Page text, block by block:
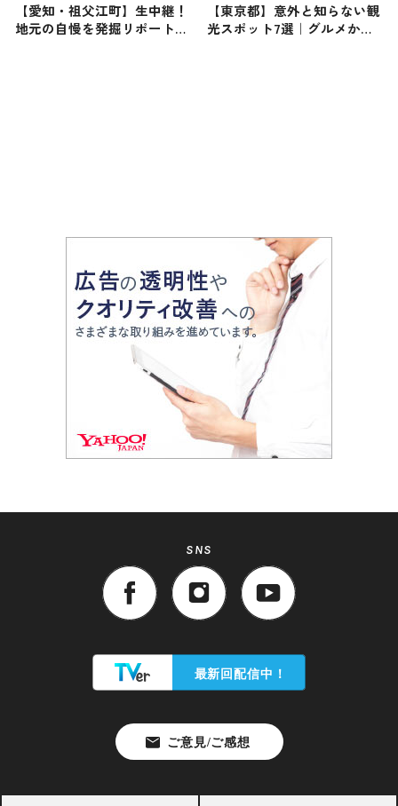
【愛知・祖父江町】生中継！
地元の自慢を発掘リポート
【東京都】意外と知らない観
光スポット7選｜グルメから
SNS